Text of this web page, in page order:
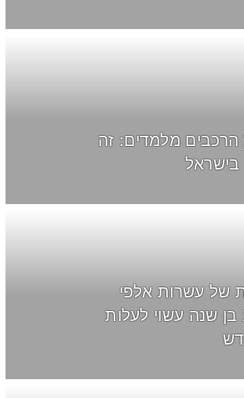
הרכבים מלמדים: זה
של עשרות אלפי
שנה עשוי לעלות